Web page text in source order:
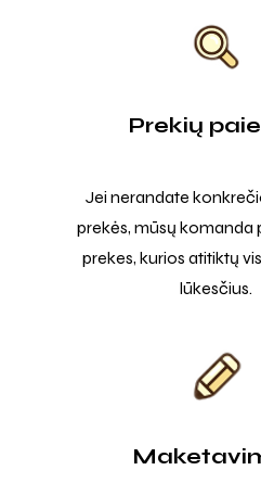
Prekių
Jei nerandate
prekės, mūsų komanda
prekes, kurios atitiktų
lūkesčius.